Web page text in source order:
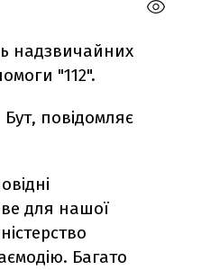
надзвичайних
"112".
повідомляє
для нашої
Багато